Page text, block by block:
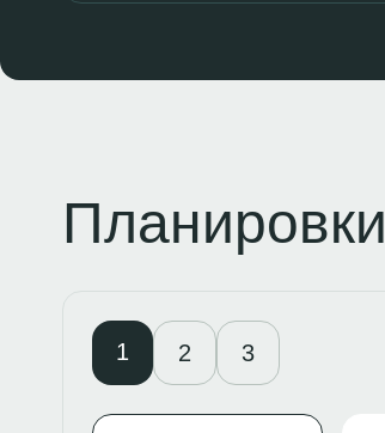
Планировки
1 2 3